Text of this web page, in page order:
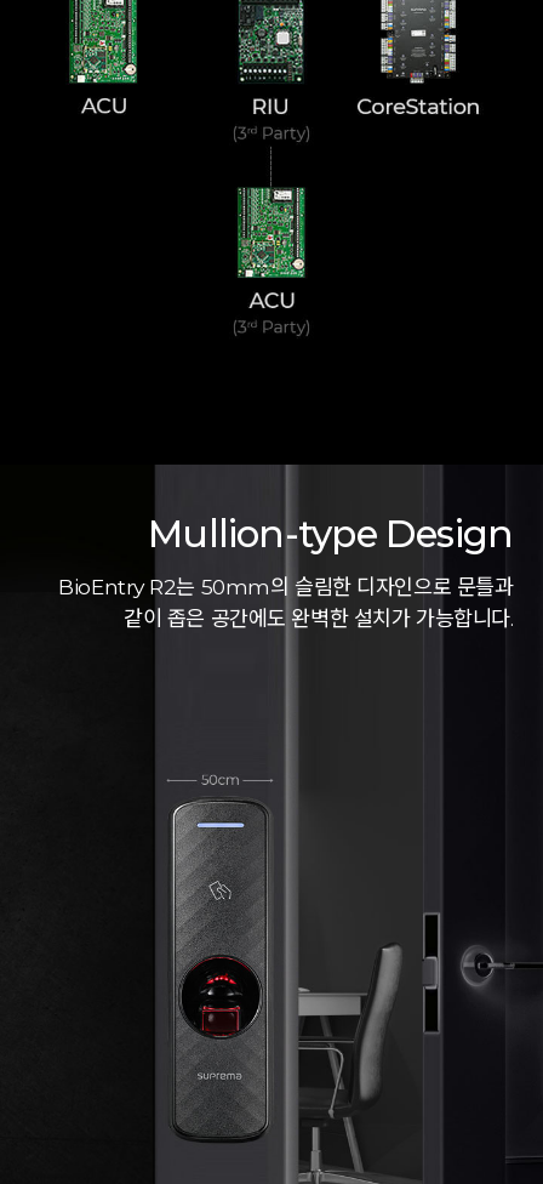
Mullion-type Design
BioEntry R2는 50mm의 슬림한 디자인으로 문틀과
같이 좁은 공간에도 완벽한 설치가 가능합니다.